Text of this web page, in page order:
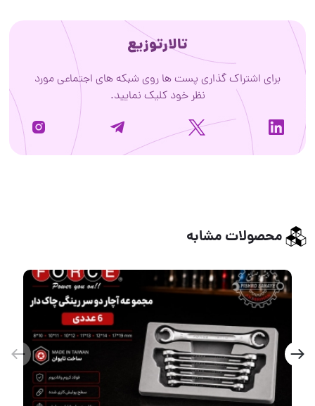
تالارتوزیع
برای اشتراک گذاری پست ها روی شبکه های اجتماعی مورد
نظر خود کلیک نمایید.
محصولات مشابه